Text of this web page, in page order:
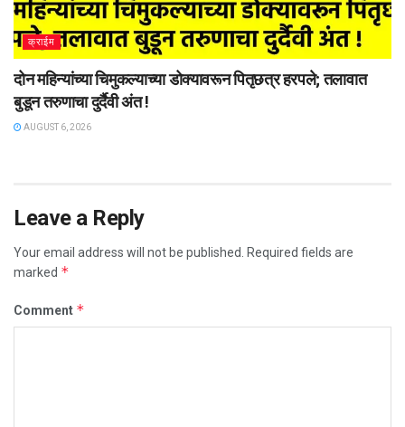
क्राईम
दोन महिन्यांच्या चिमुकल्याच्या डोक्यावरून पितृछत्र हरपले; तलावात
बुडून तरुणाचा दुर्दैवी अंत !
AUGUST 6, 2026
Leave a Reply
Your email address will not be published.
Required fields are
marked *
Comment *